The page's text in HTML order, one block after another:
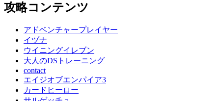
攻略コンテンツ
アドベンチャープレイヤー
イヅナ
ウイニングイレブン
大人のDSトレーニング
contact
エイジオブエンパイア3
カードヒーロー